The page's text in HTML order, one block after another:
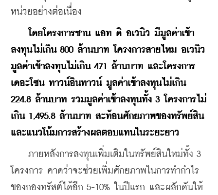
หน่วยอย่างต่อเนื่อง
โดยโครงการชาน แอท ดิ อเวนิว มีมูลค่าเข้า
ลงทุนไม่เกิน 800 ล้านบาท โครงการสายไหม อเวนิว
มูลค่าเข้าลงทุนไม่เกิน 471 ล้านบาท และโครงการ
เดอะโซน ทาวน์อินทาวน์ มูลค่าเข้าลงทุนไม่เกิน
224.8 ล้านบาท รวมมูลค่าเข้าลงทุนทั้ง 3 โครงการไม่
เกิน 1,495.8 ล้านบาท สะท้อนศักยภาพของทรัพย์สิน
และแนวโน้มการสร้างผลตอบแทนในระยะยาว
ภายหลังการลงทุนเพิ่มเติมในทรัพย์สินใหม่ทั้ง 3
โครงการ คาดว่าจะช่วยเพิ่มศักยภาพในการทำกำไร
ของกองทรัสต์ได้อีก 5-10% ในปีแรก และผลักดันให้